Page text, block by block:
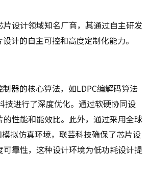
设计领域知名厂商，其通过自主研发
计的自主可控和高度定制化能力。
器的核心算法，如LDPC编解码算法
技进行了深度优化。通过软硬协同设
性能和能效比。此外，通过采用全球
拟仿真环境，联芸科技确保了芯片设
靠性，这种设计环境为低功耗设计提